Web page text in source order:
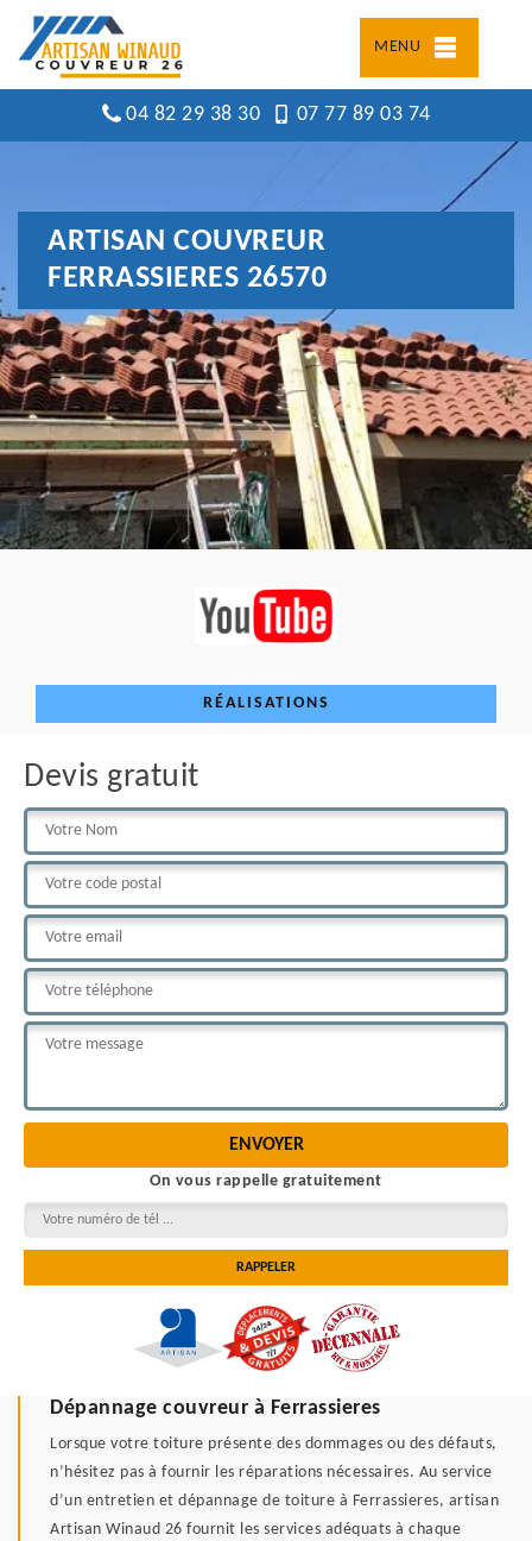
MENU
04 82 29 38 30 07 77 89 03 74
ARTISAN COUVREUR
FERRASSIERES 26570
RÉALISATIONS
Devis gratuit
On vous rappelle gratuitement
Dépannage couvreur à Ferrassieres
Lorsque votre toiture présente des dommages ou des défauts,
n’hésitez pas à fournir les réparations nécessaires. Au service
d’un entretien et dépannage de toiture à Ferrassieres, artisan
Artisan Winaud 26 fournit les services adéquats à chaque